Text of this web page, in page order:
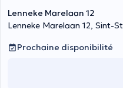
Lenneke Marelaan 12
Lenneke Marelaan 12, Sint-
Prochaine disponibilité